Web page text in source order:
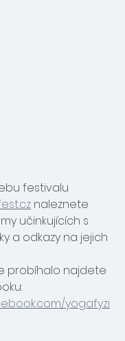
festivalu
naleznete
učinkujících s
a odkazy na jejich
probíhalo najdete
yogafyzi